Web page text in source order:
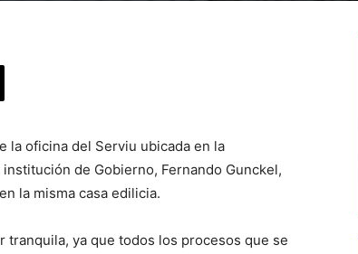
la oficina del Serviu ubicada en la
de Gobierno, Fernando Gunckel,
la misma casa edilicia.
tranquila, ya que todos los procesos que se